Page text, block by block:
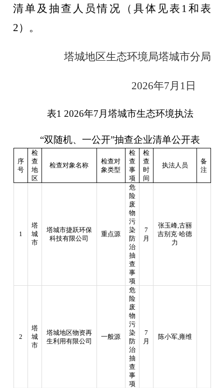
清单及抽查人员情况（具体见表 1 和表
2）。
塔城地区生态环境局塔城市分局
2026年7 月 1 日
表1 2026年7 月塔城市生态环境执法
“双随机、一公开”抽查企业清单公开表
序
号
检
查
地
区
检查对象名称
检查对
象类型
检
查
事
项
检
查
时
间
执法人员
备
注
1
塔
城
市
塔城市捷跃环保
科技有限公司
重点源
危
险
废
物
污
染
防
治
抽
查
事
项
7
月
张玉峰, 古丽
吉别克·哈德
力
2
塔
城
市
塔城地区物资再
生利用有限公司
一般源
危
险
废
物
污
染
防
治
抽
查
事
项
7
月
陈小军, 雍维